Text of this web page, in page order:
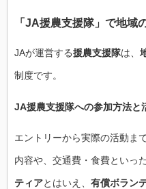
「JA援農支援隊」で地域
JAが運営する援農支援隊は、
制度です。
JA援農支援隊への参加方法と
エントリーから実際の活動ま
内容や、交通費・食費といった
ティアとはいえ、 有償ボラン